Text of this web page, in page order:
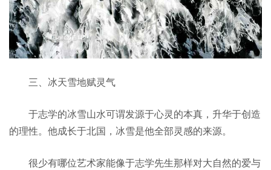
三、冰天雪地赋灵气
于志学的冰雪山水可谓发源于心灵的本真，升华于创造
的理性。他成长于北国，冰雪是他全部灵感的来源。
很少有哪位艺术家能像于志学先生那样对大自然的爱与